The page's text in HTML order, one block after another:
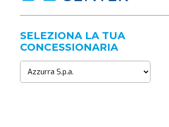
SELEZIONA LA TUA
CONCESSIONARIA